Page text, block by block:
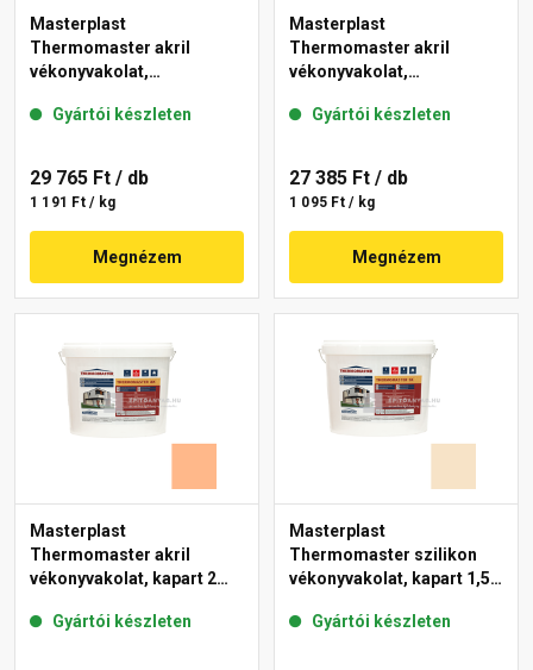
Masterplast
Thermomaster akril
vékonyvakolat,
10-D 25 kg
Gyártói készleten
29 765 Ft / db
1 191 Ft / kg
Megnézem
Masterplast
Thermomaster akril
vékonyvakolat,
48-F 25 kg
Gyártói készleten
27 385 Ft / db
1 095 Ft / kg
Megnézem
Masterplast
Thermomaster akril
vékonyvakolat, kapart 2
Gyártói készleten
Masterplast
Thermomaster szilikon
vékonyvakolat, kapart 1,5
Gyártói készleten